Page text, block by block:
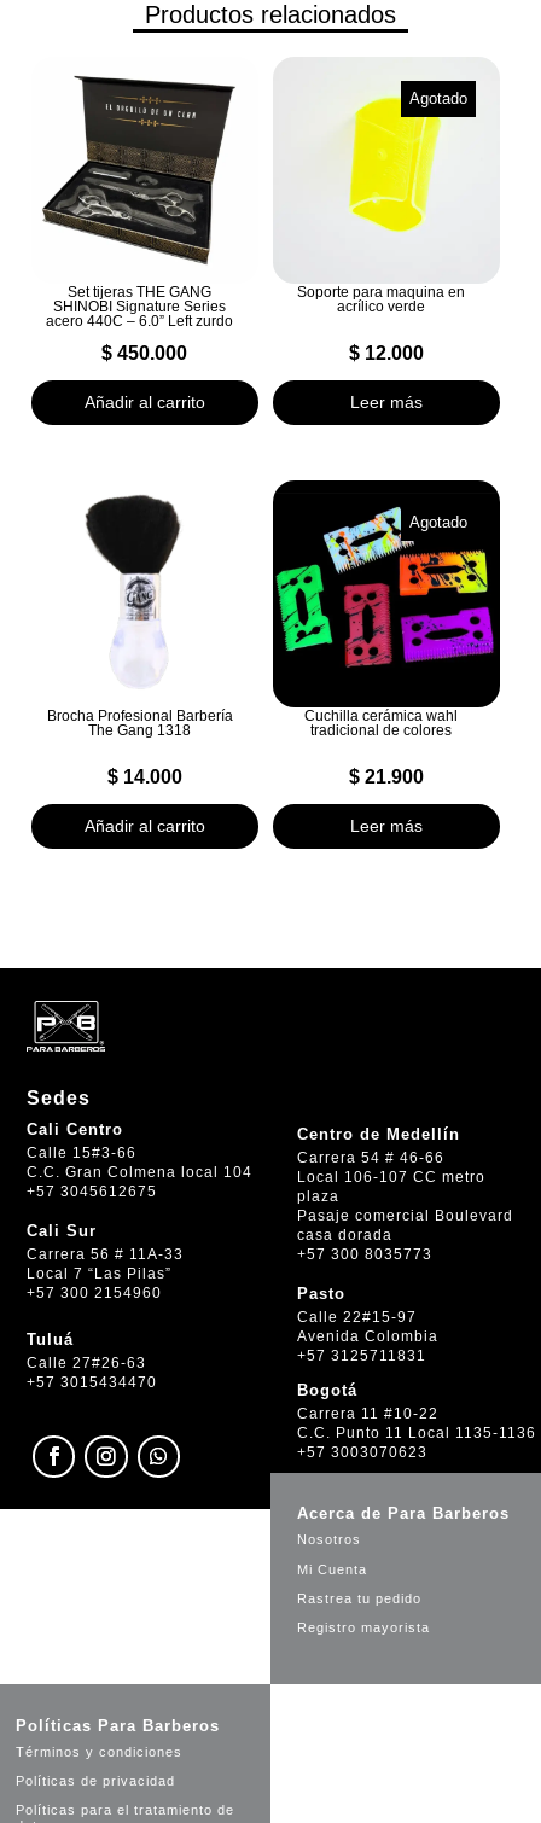
Productos relacionados
Set tijeras THE GANG
SHINOBI Signature Series
acero 440C – 6.0” Left zurdo
$ 450.000
Añadir al carrito
Agotado
Soporte para maquina en
acrílico verde
$12.000
Leer más
Brocha Profesional Barbería
The Gang 1318
$14.000
Añadir al carrito
Agotado
Cuchilla cerámica wahl
tradicional de colores
$21.900
Leer más
Sedes
Cali Centro
Calle 15#3-66
C.C. Gran Colmena local 104
+57 3045612675
Cali Sur
Carrera 56 # 11A-33
Local 7 “Las Pilas”
+57 300 2154960
Tuluá
Calle 27#26-63
+57 3015434470
Centro de Medellín
Carrera 54 # 46-66
Local 106-107 CC metro
plaza
Pasaje comercial Boulevard
casa dorada
+57 300 8035773
Pasto
Calle 22#15-97
Avenida Colombia
+57 3125711831
Bogotá
Carrera 11 #10-22
C.C. Punto 11 Local 1135-1136
+57 3003070623
Acerca de Para Barberos
Nosotros
Mi Cuenta
Rastrea tu pedido
Registro mayorista
Políticas Para Barberos
Términos y condiciones
Políticas de privacidad
Políticas para el tratamiento de